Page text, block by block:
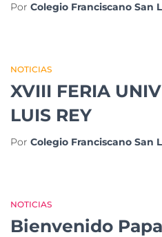
Por Colegio Franciscano San
NOTICIAS
XVIII FERIA
LUIS REY
Por Colegio Franciscano San
NOTICIAS
Bienvenido